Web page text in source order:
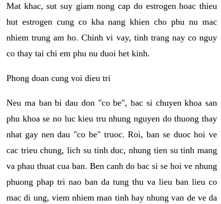
Mat khac, sut suy giam nong cap do estrogen hoac thieu
hut estrogen cung co kha nang khien cho phu nu mac
nhiem trung am ho. Chinh vi vay, tinh trang nay co nguy
co thay tai chi em phu nu duoi het kinh.
Phong doan cung voi dieu tri
Neu ma ban bi dau don "co be", bac si chuyen khoa san
phu khoa se no luc kieu tru nhung nguyen do thuong thay
nhat gay nen dau "co be" truoc. Roi, ban se duoc hoi ve
cac trieu chung, lich su tinh duc, nhung tien su tinh mang
va phau thuat cua ban. Ben canh do bac si se hoi ve nhung
phuong phap tri nao ban da tung thu va lieu ban lieu co
mac di ung, viem nhiem man tinh hay nhung van de ve da